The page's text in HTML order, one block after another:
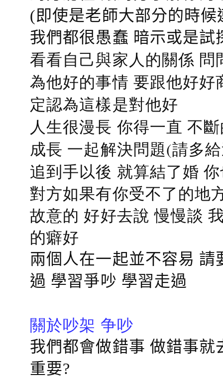
(即使是老師大部分的時候
我們都很愚蠢 暗示或是
看看自己與家人的關係
為他好的事情 要跟他好
定認為這樣是對他好
人生很漫長 你得一直 不
成長 一起解決問題(請多
追到手以後 就算結了婚
對方如果有你受不了的地
故意的 好好去說 慢慢談
的癖好
兩個人在一起並不容易
過 學習爭吵 學習走過
關於吵架 争吵
我們都會做錯事 做錯事
重要?